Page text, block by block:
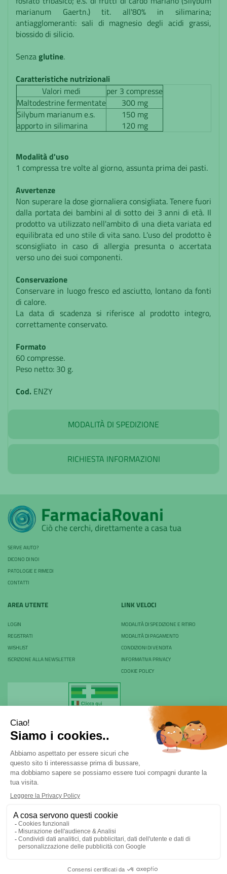
marianum Gaertn.) tit. all'80% in silimarina;
antiagglomeranti: sali di magnesio degli acidi grassi,
biossido di silicio.
Senzaglutine.
Caratteristiche nutrizionali
Valori medi
per 3 compresse
Maltodestrine fermentate
300 mg
Silybum marianum e.s.
apporto in silimarina
150 mg
120 mg
Modalità d'uso
1 compressa tre volte al giorno, assunta prima dei pasti.
Avvertenze
Non superare la dose giornaliera consigliata. Tenere fuori
dalla portata dei bambini al di sotto dei 3 anni di età. Il
prodotto va utilizzato nell'ambito di una dieta variata ed
equilibrata ed uno stile di vita sano. L'uso del prodotto è
sconsigliato in caso di allergia presunta o accertata
verso uno dei suoi componenti.
Conservazione
Conservare in luogo fresco ed asciutto, lontano da fonti
di calore.
La data di scadenza si riferisce al prodotto integro,
correttamente conservato.
Formato
60 compresse.
Peso netto: 30 g.
Cod. ENZY
MODALITÀ DI SPEDIZIONE
RICHIESTA INFORMAZIONI
SERVE AIUTO?
DICONO DI NOI
PATOLOGIE E RIMEDI
CONTATTI
AREA UTENTE
LOGIN
REGISTRATI
WISHLIST
ISCRIZIONE ALLA NEWSLETTER
LINK VELOCI
MODALITÀ DI SPEDIZIONE E RITIRO
MODALITÀ DI PAGAMENTO
CONDIZIONI DI VENDITA
INFORMATIVA PRIVACY
COOKIE POLICY
Farmacia Rovani & C. sas - P.Iva 04024530968
Via Rovani 84 - 20099 - Sesto San Giovanni (MI) | Tel.
22470970|ordini@farmaciarovani.it
Powered by Prenofa | Web Design